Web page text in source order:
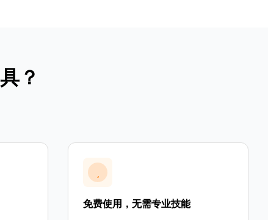
？
免费使用，无需专业技能